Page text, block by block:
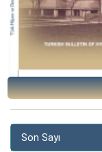
Son Sayı